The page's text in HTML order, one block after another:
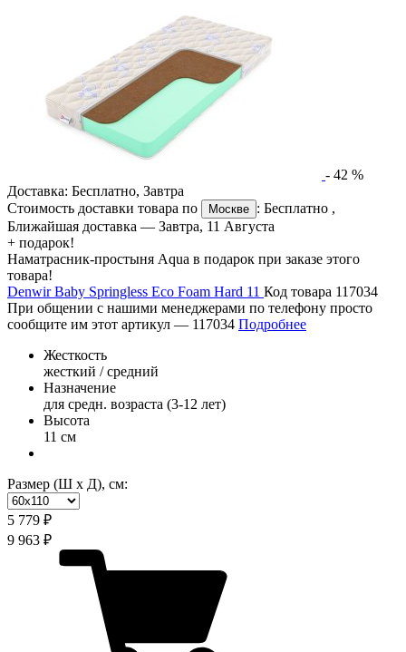
- 42 %
Доставка: Бесплатно, Завтра
Стоимость доставки товара по
Москве : Бесплатно ,
Ближайшая доставка — Завтра, 11 Августа
+ подарок!
Наматрасник-простыня Aqua в подарок при заказе этого
товара!
Denwir Baby Springless Eco Foam Hard 11 Код товара 117034
При общении с нашими менеджерами по телефону просто
сообщите им этот артикул — 117034 Подробнее
Жесткость
жесткий / средний
Назначение
для средн. возраста (3-12 лет)
Высота
11 см
Размер (Ш х Д), см:
5 779 ₽
9 963 ₽